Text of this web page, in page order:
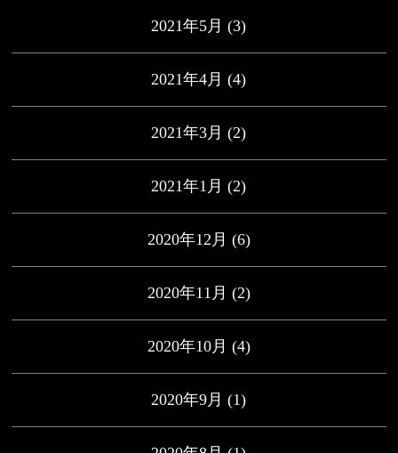
2021年5月 (3)
2021年4月 (4)
2021年3月 (2)
2021年1月 (2)
2020年12月 (6)
2020年11月 (2)
2020年10月 (4)
2020年9月 (1)